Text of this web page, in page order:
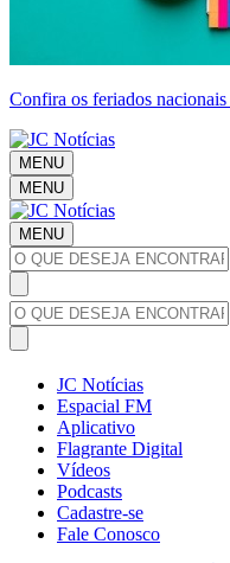
Confira os feriados
MENU
MENU
MENU
JC Notícias
Espacial FM
Aplicativo
Flagrante Digital
Vídeos
Podcasts
Cadastre-se
Fale Conosco